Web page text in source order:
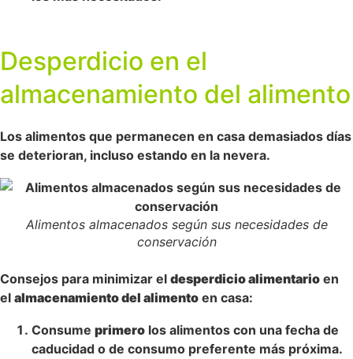
Desperdicio en el
almacenamiento del alimento
Los alimentos que permanecen en casa demasiados días
se deterioran, incluso estando en la nevera.
Alimentos almacenados según sus necesidades de
conservación
Consejos para minimizar el desperdicio alimentario en
el almacenamiento del alimento en casa:
Consume primero los alimentos con una fecha de
caducidad o de consumo preferente más próxima.